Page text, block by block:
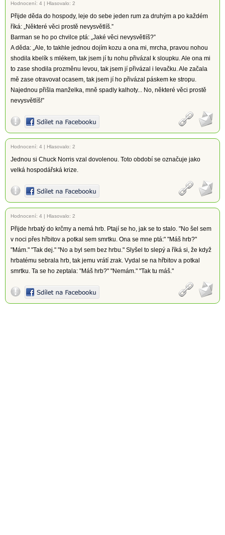
Hodnocení: 4 | Hlasovalo: 2
Přijde děda do hospody, leje do sebe jeden rum za druhým a po každém
říká: „Některé věci prostě nevysvětlíš.”
Barman se ho po chvilce ptá: „Jaké věci nevysvětlíš?”
A děda: „Ale, to takhle jednou dojím kozu a ona mi, mrcha, pravou nohou
shodila kbelík s mlékem, tak jsem jí tu nohu přivázal k sloupku. Ale ona mi
to zase shodila prozměnu levou, tak jsem jí přivázal i levačku. Ale začala
mě zase otravovat ocasem, tak jsem jí ho přivázal páskem ke stropu.
Najednou přišla manželka, mně spadly kalhoty... No, některé věci prostě
nevysvětlíš!”
Hodnocení: 4 | Hlasovalo: 2
Jednou si Chuck Norris vzal dovolenou. Toto období se označuje jako
velká hospodářská krize.
Hodnocení: 4 | Hlasovalo: 2
Přijde hrbatý do krčmy a nemá hrb. Ptají se ho, jak se to stalo. "No šel sem
v noci přes hřbitov a potkal sem smrtku. Ona se mne ptá:" "Máš hrb?"
"Mám." "Tak dej." "No a byl sem bez hrbu." Slyšel to slepý a říká si, že když
hrbatému sebrala hrb, tak jemu vrátí zrak. Vydal se na hřbitov a potkal
smrtku. Ta se ho zeptala: "Máš hrb?" "Nemám." "Tak tu máš."